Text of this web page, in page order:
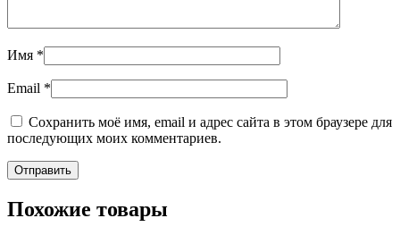
Имя *
Email *
Сохранить моё имя, email и адрес сайта в этом браузере для
последующих моих комментариев.
Похожие товары